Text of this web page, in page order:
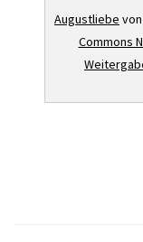
Augustliebe von
Commons